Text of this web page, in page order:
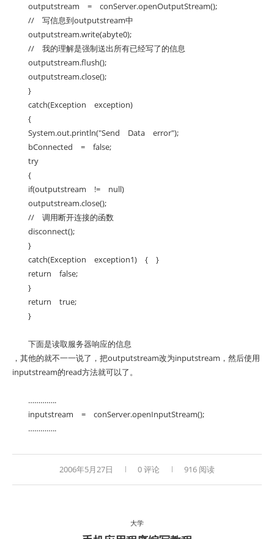
outputstream = conServer.openOutputStream();
// 写信息到outputstream中
outputstream.write(abyte0);
// 我的理解是强制送出所有已经写了的信息
outputstream.flush();
outputstream.close();
}
catch(Exception exception)
{
System.out.println("Send Data error");
bConnected = false;
try
{
if(outputstream != null)
outputstream.close();
// 调用断开连接的函数
disconnect();
}
catch(Exception exception1) { }
return false;
}
return true;
}
下面是读取服务器响应的信息
，其他的就不一一说了，把outputstream改为inputstream，然后使用
inputstream的read方法就可以了。
…………..
inputstream = conServer.openInputStream();
…………..
2006年5月27日 0 评论 916 阅读
大学